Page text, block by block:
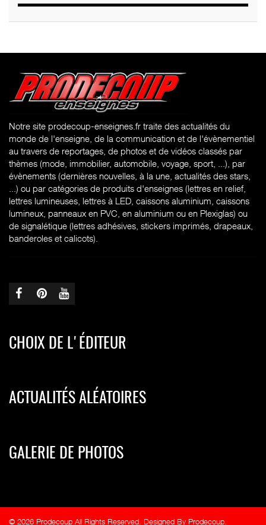
Notre site prodecoup-enseignes.fr traite des actualités du
monde de l'enseigne, de la communication et de l'évènementiel
au travers de reportages, de photos et de vidéos classés par
thèmes (mode, immobilier, automobile, voyage, sport, ...), par
évènements (dernières nouvelles, à la une, actualités des stars,
...) ou par catégories de produits d'enseignes (lettres en relief,
lettres lumineuses, lettres à LED, caissons aluminium, caissons
lumineux, panneaux en PVC, en aluminium ou en Plexiglas) ou
de signalétique (lettres adhésives, stickers imprimés, drapeaux,
banderoles et calicots).
CHOIX DE L'ÉDITEUR
ACTUALITÉS ALÉATOIRES
GALERIE DE PHOTOS
© 2026 Prodecoup All Rights Reserved. Designed By Prodecoup.